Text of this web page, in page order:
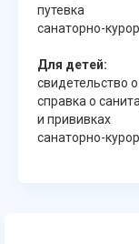
путевка
санаторно-
Для детей:
свидетельство
справка о
и прививках
санаторно-